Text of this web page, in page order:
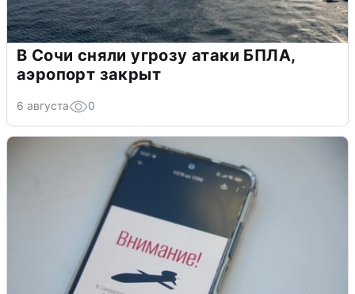
В Сочи сняли угрозу атаки БПЛА,
аэропорт закрыт
6 августа 0